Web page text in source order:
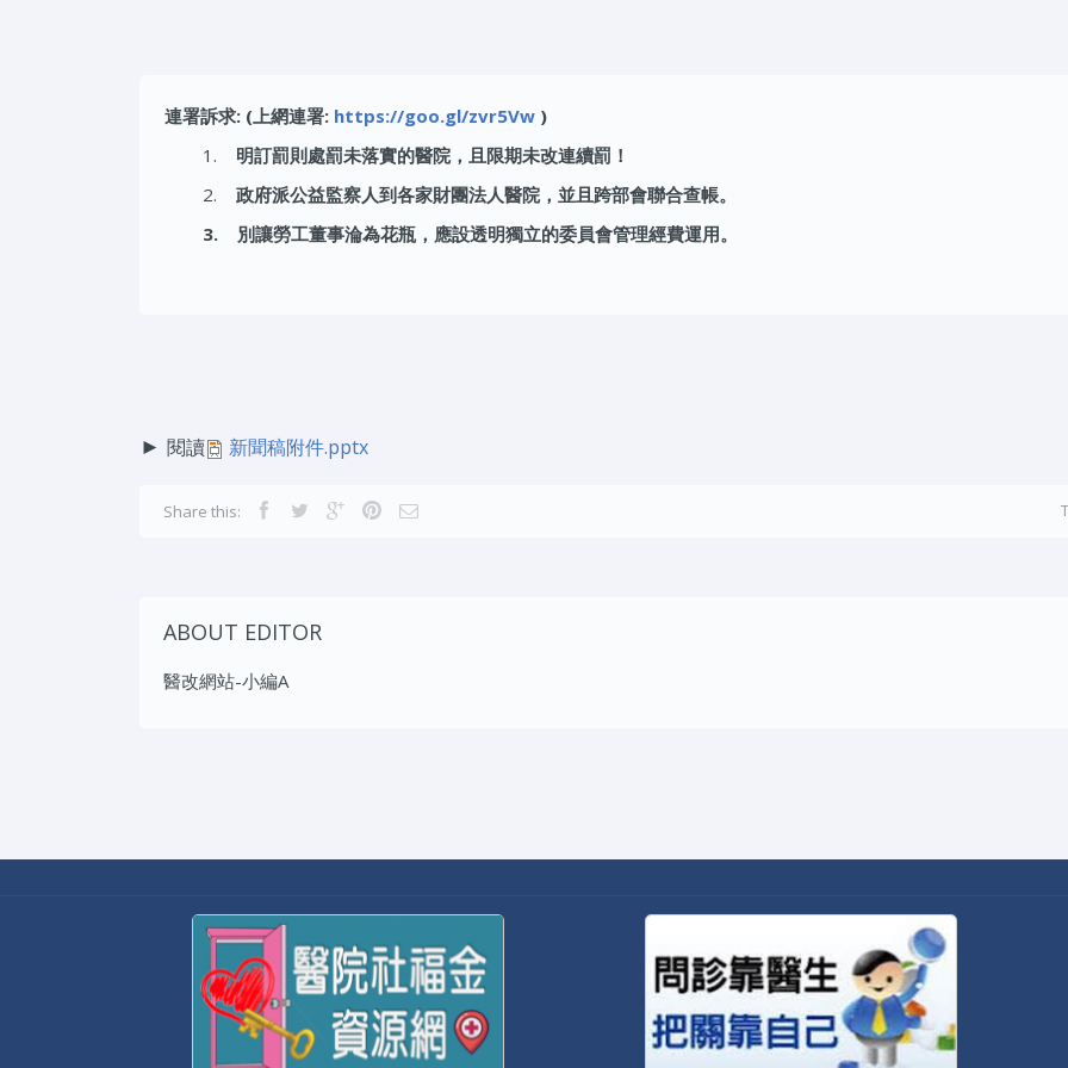
連署訴求: (上網連署: https://goo.gl/zvr5Vw )
1. 明訂罰則處罰未落實的醫院，且限期未改連續罰！
2. 政府派公益監察人到各家財團法人醫院，並且跨部會聯合查帳。
3. 別讓勞工董事淪為花瓶，應設透明獨立的委員會管理經費運用。
► 閱讀 新聞稿附件.pptx
Share this:
ABOUT EDITOR
醫改網站-小編A